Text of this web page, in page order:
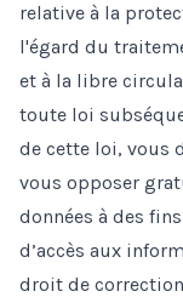
relative à la
l'égard du
et à la libre
toute loi
de cette loi, vous
vous opposer
données à des
d’accès aux
droit de